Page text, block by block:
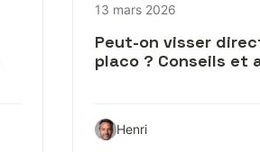
13 mars 2026
Peut-on visser
placo ? Conseils et
Henri